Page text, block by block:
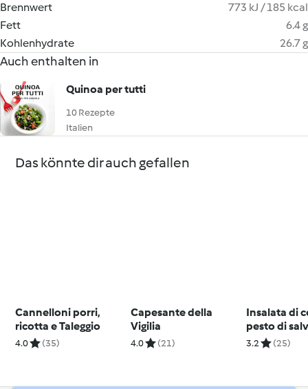
Brennwert
773 kJ / 185 kcal
Fett
6.4 g
Kohlenhydrate
26.7 g
Auch enthalten in
Quinoa per tutti
10 Rezepte
Italien
Das könnte dir auch gefallen
Cannelloni porri,
ricotta e Taleggio
4.0 (35)
Capesante della
Vigilia
4.0 (21)
Insalata di
pesto di
3.2 (25)